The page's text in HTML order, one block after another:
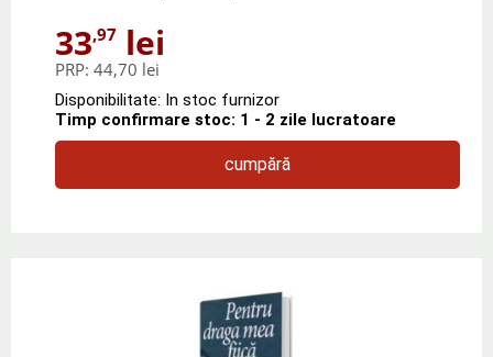
33,97 lei
PRP: 44,70 lei
Disponibilitate: In stoc furnizor
Timp confirmare stoc: 1 - 2 zile lucratoare
cumpără